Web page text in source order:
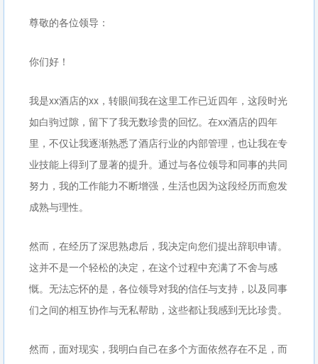
尊敬的各位领导：
你们好！
我是xx酒店的xx，转眼间我在这里工作已近四年，这段时光
如白驹过隙，留下了我无数珍贵的回忆。在xx酒店的四年
里，不仅让我逐渐熟悉了酒店行业的内部管理，也让我在专
业技能上得到了显著的提升。通过与各位领导和同事的共同
努力，我的工作能力不断增强，生活也因为这段经历而愈发
成熟与理性。
然而，在经历了深思熟虑后，我决定向您们提出辞职申请。
这并不是一个轻松的决定，在这个过程中充满了不舍与感
慨。无法忘怀的是，各位领导对我的信任与支持，以及同事
们之间的相互协作与无私帮助，这些都让我感到无比珍贵。
然而，面对现实，我明白自己在多个方面依然存在不足，而